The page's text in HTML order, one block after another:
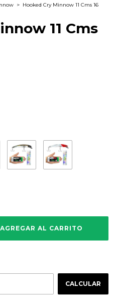
> Hooked Cry Minnow 11 Cms 16
11 Cms
CALCULAR